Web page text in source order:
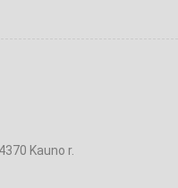
Kauno r.